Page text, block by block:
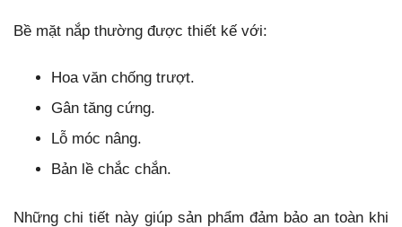
Bề mặt nắp thường được thiết kế với:
Hoa văn chống trượt.
Gân tăng cứng.
Lỗ móc nâng.
Bản lề chắc chắn.
Những chi tiết này giúp sản phẩm đảm bảo an toàn khi